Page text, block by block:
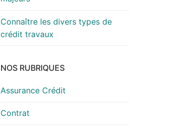
Connaître les divers types de
crédit travaux
NOS RUBRIQUES
Assurance Crédit
Contrat